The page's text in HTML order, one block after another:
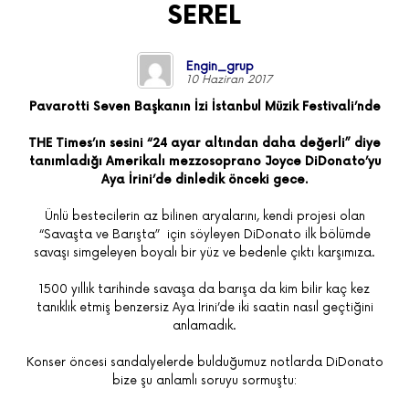
SEREL
Engin_grup
10 Haziran 2017
Pavarotti Seven Başkanın İzi İstanbul Müzik Festivali’nde
THE Times’ın sesini “24 ayar altından daha değerli” diye
tanımladığı Amerikalı mezzosoprano Joyce DiDonato’yu
Aya İrini’de dinledik önceki gece.
Ünlü bestecilerin az bilinen aryalarını, kendi projesi olan
“Savaşta ve Barışta” için söyleyen DiDonato ilk bölümde
savaşı simgeleyen boyalı bir yüz ve bedenle çıktı karşımıza.
1500 yıllık tarihinde savaşa da barışa da kim bilir kaç kez
tanıklık etmiş benzersiz Aya İrini’de iki saatin nasıl geçtiğini
anlamadık.
Konser öncesi sandalyelerde bulduğumuz notlarda DiDonato
bize şu anlamlı soruyu sormuştu: